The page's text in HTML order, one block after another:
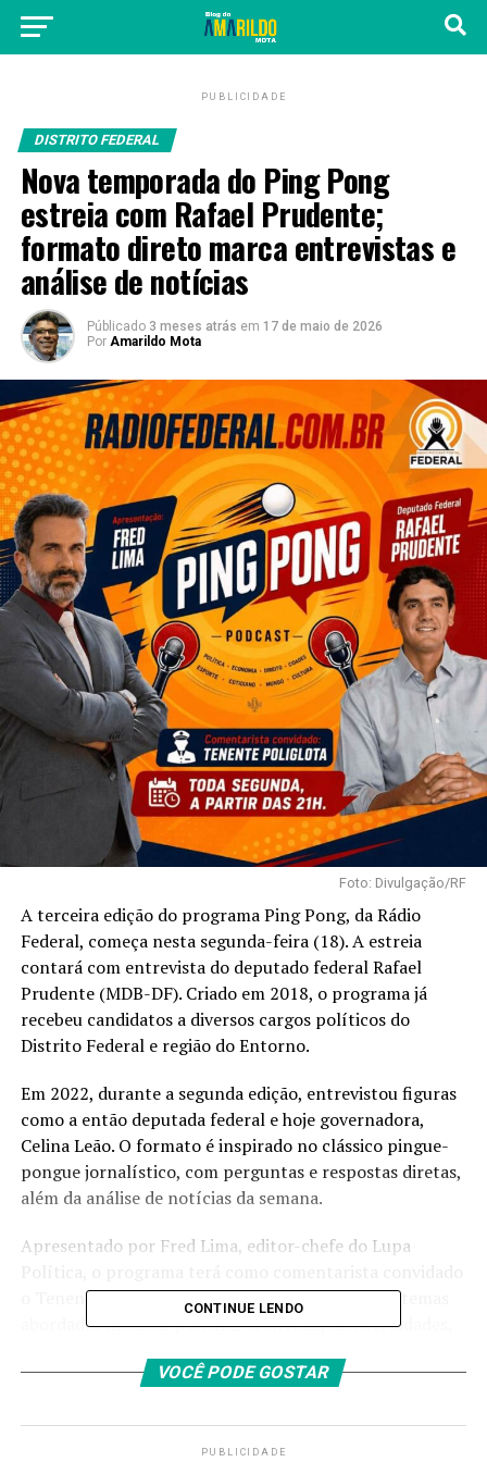
PUBLICIDADE
DISTRITO FEDERAL
Nova temporada do Ping Pong
estreia com Rafael Prudente;
formato direto marca entrevistas e
análise de notícias
Públicado 3 meses atrás em 17 de maio de 2026
Por Amarildo Mota
Foto: Divulgação/RF
A terceira edição do programa Ping Pong, da Rádio
Federal, começa nesta segunda-feira (18). A estreia
contará com entrevista do deputado federal Rafael
Prudente (MDB-DF). Criado em 2018, o programa já
recebeu candidatos a diversos cargos políticos do
Distrito Federal e região do Entorno.
Em 2022, durante a segunda edição, entrevistou figuras
como a então deputada federal e hoje governadora,
Celina Leão. O formato é inspirado no clássico pingue-
pongue jornalístico, com perguntas e respostas diretas,
além da análise de notícias da semana.
Apresentado por Fred Lima, editor-chefe do Lupa
o Tenente Poliglota, do site Opinião Brasília. Os temas
abordados incluem política, economia, direito, cidades,
Distrito Federal(CLDF) e figura de destaque na política
do DF, já participou da edição anterior. O programa será
CONTINUE LENDO
VOCÊ PODE GOSTAR
PUBLICIDADE